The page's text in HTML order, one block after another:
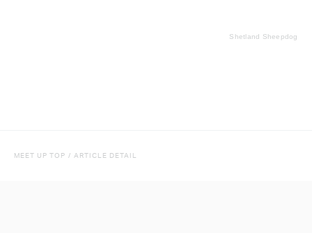
Shetland Sheepdog
MEET UP TOP / ARTICLE DETAIL